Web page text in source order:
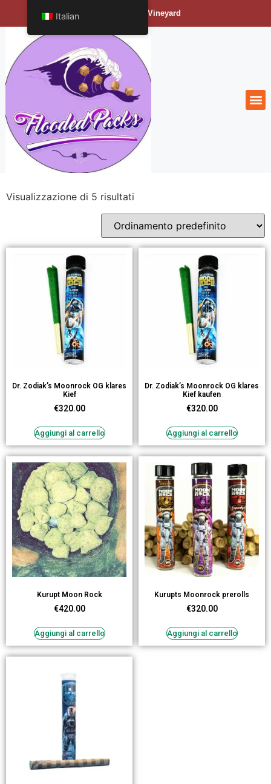
Bengals Vineyard
Visualizzazione di 5 risultati
Dr. Zodiak’s Moonrock OG klares
Kief
€320.00
Aggiungi al carrello
Dr. Zodiak’s Moonrock OG klares
Kief kaufen
€320.00
Aggiungi al carrello
Kurupt Moon Rock
€420.00
Aggiungi al carrello
Kurupts Moonrock prerolls
€320.00
Aggiungi al carrello
Italian